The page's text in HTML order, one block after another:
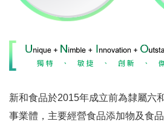
新和食品於2015年成立前為隸屬六
事業體，主要經營食品添加物及食